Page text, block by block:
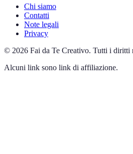
Chi siamo
Contatti
Note legali
Privacy
© 2026 Fai da Te Creativo. Tutti i diritti
Alcuni link sono link di affiliazione.